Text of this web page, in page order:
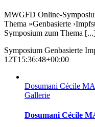
MWGFD Online-
Thema »Genbasierte
Symposium zum Thema
Symposium Genbasierte
12T15:36:48+00:00
Dosumani Cécile
Gallerie
Dosumani Cécile